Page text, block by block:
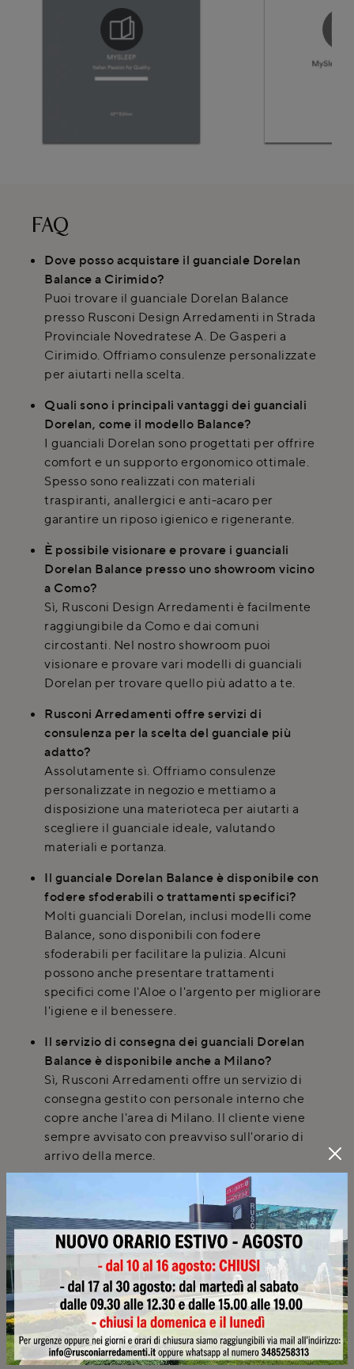
FAQ
Dove posso acquistare il guanciale Dorelan
Balance a Cirimido?
Puoi trovare il guanciale Dorelan Balance
presso Rusconi Design Arredamenti in Strada
Provinciale Novedratese A. De Gasperi a
Cirimido. Offriamo consulenze personalizzate
per aiutarti nella scelta.
Quali sono i principali vantaggi dei guanciali
Dorelan, come il modello Balance?
I guanciali Dorelan sono progettati per offrire
comfort e un supporto ergonomico ottimale.
Spesso sono realizzati con materiali
traspiranti, anallergici e anti-acaro per
garantire un riposo igienico e rigenerante.
È possibile visionare e provare i guanciali
Dorelan Balance presso uno showroom vicino
a Como?
Sì, Rusconi Design Arredamenti è facilmente
raggiungibile da Como e dai comuni
circostanti. Nel nostro showroom puoi
visionare e provare vari modelli di guanciali
Dorelan per trovare quello più adatto a te.
Rusconi Arredamenti offre servizi di
consulenza per la scelta del guanciale più
adatto?
Assolutamente sì. Offriamo consulenze
personalizzate in negozio e mettiamo a
disposizione una materioteca per aiutarti a
scegliere il guanciale ideale, valutando
materiali e portanza.
Il guanciale Dorelan Balance è disponibile con
fodere sfoderabili o trattamenti specifici?
Molti guanciali Dorelan, inclusi modelli come
Balance, sono disponibili con fodere
sfoderabili per facilitare la pulizia. Alcuni
possono anche presentare trattamenti
specifici come l'Aloe o l'argento per migliorare
l'igiene e il benessere.
Il servizio di consegna dei guanciali Dorelan
Balance è disponibile anche a Milano?
Sì, Rusconi Arredamenti offre un servizio di
consegna gestito con personale interno che
copre anche l'area di Milano. Il cliente viene
sempre avvisato con preavviso sull'orario di
arrivo della merce.
Quali opzioni di pagamento e garanzia sono
previste per l'acquisto dei guanciali Dorelan?
Offriamo diverse formule di pagamento
rateizzate per facilitare l'acquisto. Inoltre, è
possibile richiedere un'estensione di garanzia
oltre il periodo legale per una maggiore
tranquillità.
SCHEDA TECNICA